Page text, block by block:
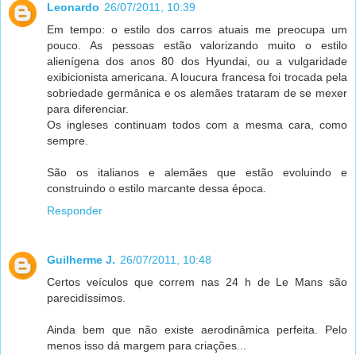
Leonardo 26/07/2011, 10:39
Em tempo: o estilo dos carros atuais me preocupa um
pouco. As pessoas estão valorizando muito o estilo
alienígena dos anos 80 dos Hyundai, ou a vulgaridade
exibicionista americana. A loucura francesa foi trocada pela
sobriedade germânica e os alemães trataram de se mexer
para diferenciar.
Os ingleses continuam todos com a mesma cara, como
sempre.
São os italianos e alemães que estão evoluindo e
construindo o estilo marcante dessa época.
Responder
Guilherme J. 26/07/2011, 10:48
Certos veículos que correm nas 24 h de Le Mans são
parecidíssimos.
Ainda bem que não existe aerodinâmica perfeita. Pelo
menos isso dá margem para criações...